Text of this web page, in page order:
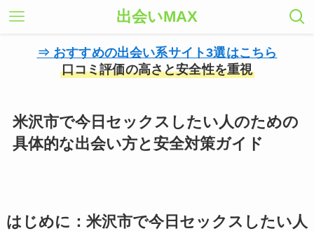
出会いMAX
⇒ おすすめの出会い系サイト3選はこちら
口コミ評価の高さと安全性を重視
米沢市で今日セックスしたい人のための
具体的な出会い方と安全対策ガイド
はじめに：米沢市で今日セックスしたい人